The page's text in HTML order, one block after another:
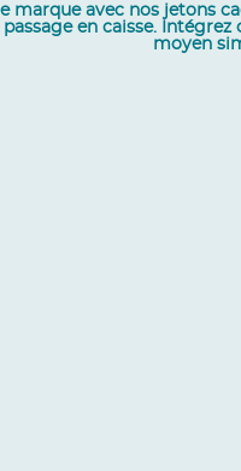
marque avec nos jetons
en caisse.
moyen